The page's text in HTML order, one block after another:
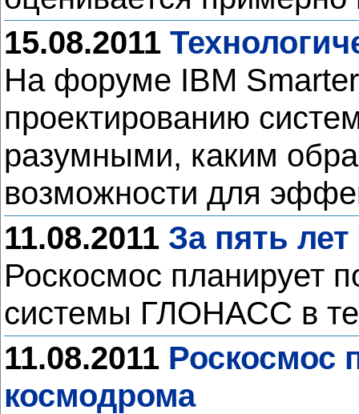
15.08.2011
На форуме IBM
проектированию
разумными, каким
возможности для
11.08.2011 За пять
Роскосмос планирует
системы ГЛОНАСС в
11.08.2011 Роскосмос
космодрома